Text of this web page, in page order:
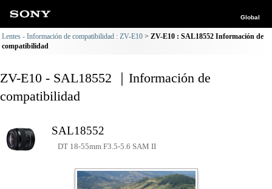
Global
Lentes - Información de compatibilidad : ZV-E10
ZV-E10 : SAL18552 Información de
compatibilidad
ZV-E10 - SAL18552 ｜Información de
compatibilidad
SAL18552
DT 18-55mm F3.5-5.6 SAM II